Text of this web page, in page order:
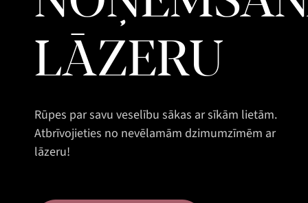
LĀZERU
Rūpes par savu veselību sākas ar sīkām lietām.
Atbrīvojieties no nevēlamām dzimumzīmēm ar
lāzeru!